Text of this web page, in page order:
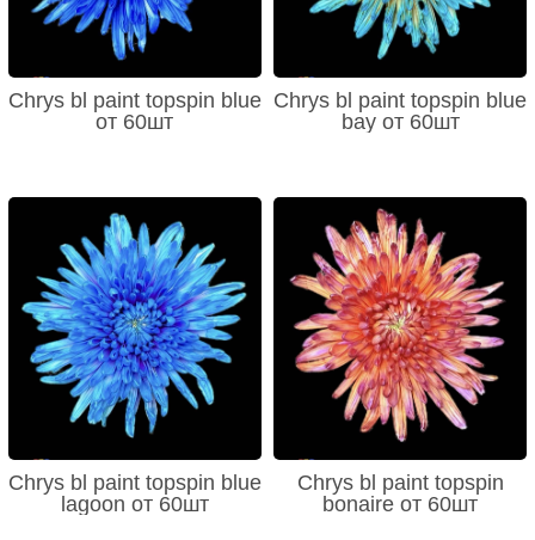
Chrys bl paint topspin blue
от 60шт
Chrys bl paint topspin blue
bay от 60шт
Chrys bl paint topspin blue
lagoon от 60шт
Chrys bl paint topspin
bonaire от 60шт